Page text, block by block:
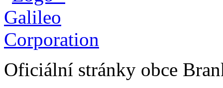
Oficiální stránky obce